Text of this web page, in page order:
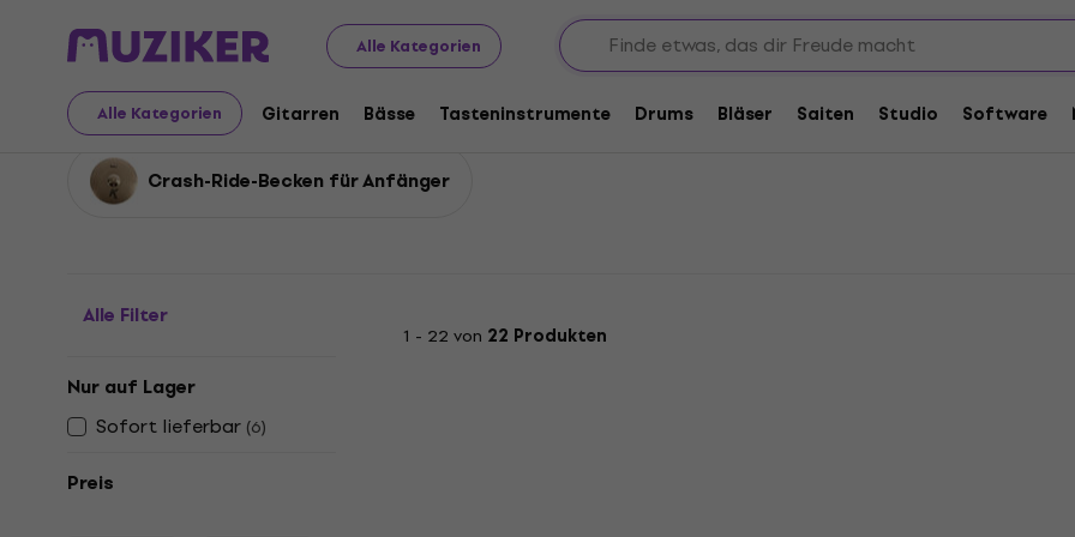
Alle Kategorien
Alle Kategorien Gitarren Bässe Tasteninstrumente Drums Bläser Saiten Studio Software
Musikinstrumente Drums Becken Crash-Ride Becken
Crash-Ride Becken
Crash-Ride-Becken für Anfänger
Alle Filter
Nur auf Lager
Sofort lieferbar (6)
Preis
1 - 22 von 22 Produkten